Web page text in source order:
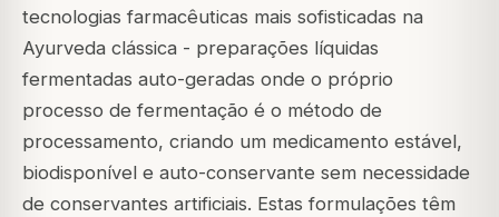
tecnologias farmacêuticas mais sofisticadas na
Ayurveda clássica - preparações líquidas
fermentadas auto-geradas onde o próprio
processo de fermentação é o método de
processamento, criando um medicamento estável,
biodisponível e auto-conservante sem necessidade
de conservantes artificiais. Estas formulações têm